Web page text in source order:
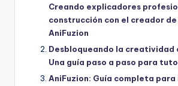
Creando explicadores
construcción con el creador
AniFuzion
Desbloqueando la creatividad
Una guía paso a paso para
AniFuzion: Guía completa